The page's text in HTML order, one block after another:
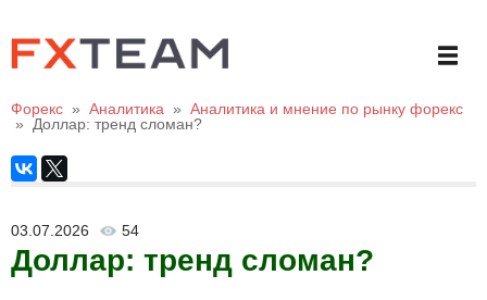
Форекс » Аналитика » Аналитика и мнение по рынку форекс
»
Доллар: тренд сломан?
03.07.2026 54
Доллар: тренд сломан?